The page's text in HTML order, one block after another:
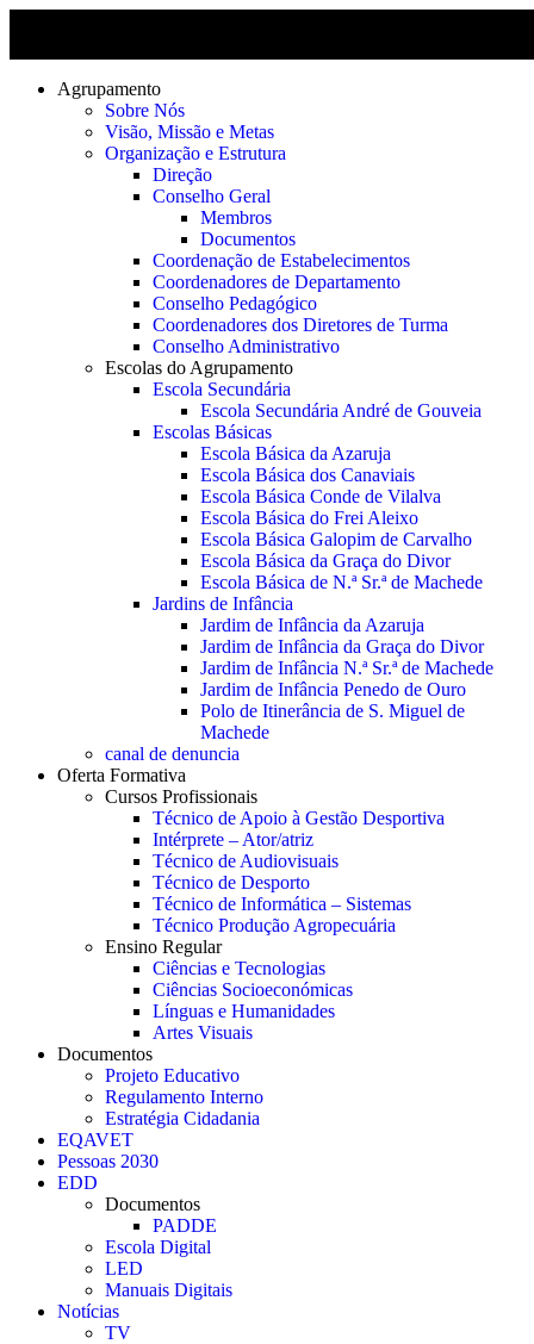
Agrupamento
Sobre Nós
Visão, Missão e Metas
Organização e Estrutura
Direção
Conselho Geral
Membros
Documentos
Coordenação de Estabelecimentos
Coordenadores de Departamento
Conselho Pedagógico
Coordenadores dos Diretores de Turma
Conselho Administrativo
Escolas do Agrupamento
Escola Secundária
Escola Secundária André de Gouveia
Escolas Básicas
Escola Básica da Azaruja
Escola Básica dos Canaviais
Escola Básica Conde de Vilalva
Escola Básica do Frei Aleixo
Escola Básica Galopim de Carvalho
Escola Básica da Graça do Divor
Escola Básica de N.ª Sr.ª de Machede
Jardins de Infância
Jardim de Infância da Azaruja
Jardim de Infância da Graça do Divor
Jardim de Infância N.ª Sr.ª de Machede
Jardim de Infância Penedo de Ouro
Polo de Itinerância de S. Miguel de
Machede
canal de denuncia
Oferta Formativa
Cursos Profissionais
Técnico de Apoio à Gestão Desportiva
Intérprete – Ator/atriz
Técnico de Audiovisuais
Técnico de Desporto
Técnico de Informática – Sistemas
Técnico Produção Agropecuária
Ensino Regular
Ciências e Tecnologias
Ciências Socioeconómicas
Línguas e Humanidades
Artes Visuais
Documentos
Projeto Educativo
Regulamento Interno
Estratégia Cidadania
EQAVET
Pessoas 2030
EDD
Documentos
PADDE
Escola Digital
LED
Manuais Digitais
Notícias
TV